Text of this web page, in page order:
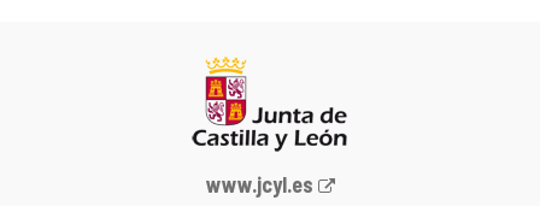
Portal
www.jcyl.es